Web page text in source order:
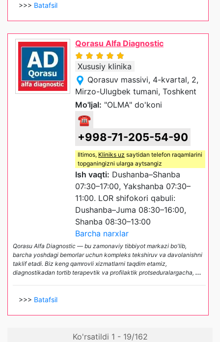
>>> Batafsil
Qorasu Alfa Diagnostic
Xususiy klinika
Qorasuv massivi, 4-kvartal, 2,
Mirzo-Ulugbek tumani, Toshkent
Mo'ljal: "OLMA" do'koni
☎
+998-71-205-54-90
Iltimos, Kliniks uz saytidan telefon raqamlarini
topganingizni ularga aytsangiz
Ish vaqti: Dushanba–Shanba
07:30–17:00, Yakshanba 07:30–
11:00. LOR shifokori qabuli:
Dushanba–Juma 08:30–16:00,
Shanba 08:30–13:00
Barcha narxlar
Qorasu Alfa Diagnostic — bu zamonaviy tibbiyot markazi bo'lib,
barcha yoshdagi bemorlar uchun kompleks tekshiruv va davolanishni
taklif etadi. Biz keng qamrovli xizmatlarni taqdim etamiz,
diagnostikadan tortib terapevtik va profilaktik protseduralargacha, ...
>>> Batafsil
Ko'rsatildi 1 - 19/162